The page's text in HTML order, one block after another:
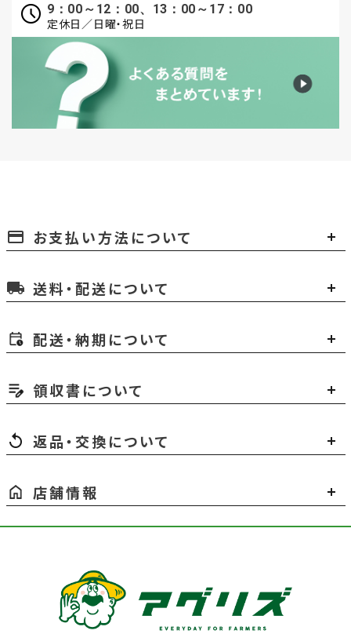
9：00～12：00、13：00～17：00
定休日／日曜・祝日
payment お支払い方法について
local_shipping 送料・配送について
配送・納期について
領収書について
返品・交換について
店舗情報